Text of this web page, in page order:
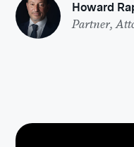
Howard
Partner,